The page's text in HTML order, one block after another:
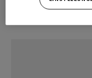
Nahrungsmittel und